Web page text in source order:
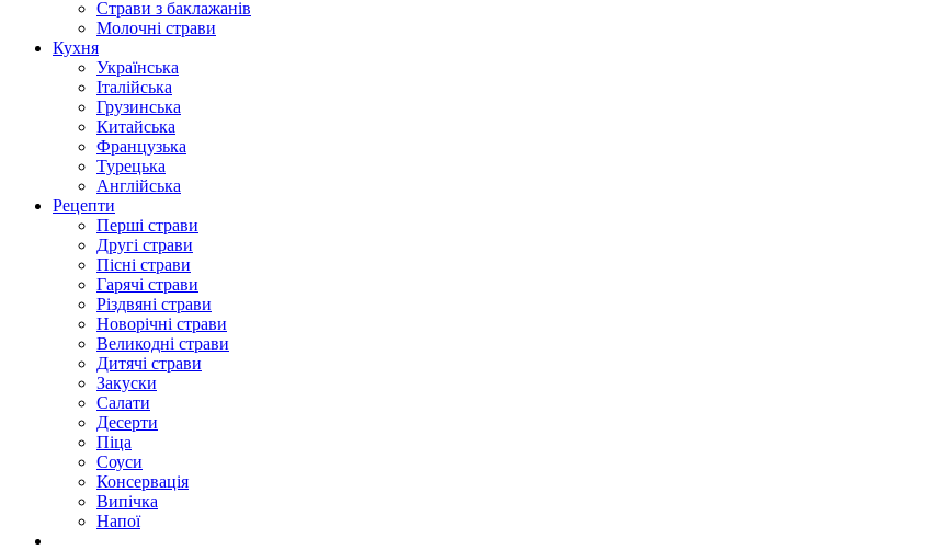
Страви з баклажанів
Молочні страви
Кухня
Українська
Італійська
Грузинська
Китайська
Французька
Турецька
Англійська
Рецепти
Перші страви
Другі страви
Пісні страви
Гарячі страви
Різдвяні страви
Новорічні страви
Великодні страви
Дитячі страви
Закуски
Салати
Десерти
Піца
Соуси
Консервація
Випічка
Напої